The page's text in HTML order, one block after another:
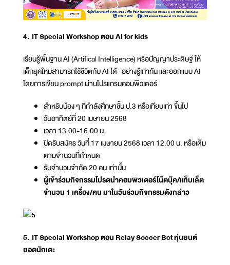
4. IT Special Workshop ตอน AI for kids
เรียนรู้พื้นฐาน AI (Artifical Intelligence) หรือปัญญาประดิษฐ์ ให้
เด็กยุคใหม่สามารถใช้ชีวิตกับ AI ได้ อย่างรู้เท่าทัน และออกแบบ AI
โดยการเขียน prompt ผ่านโปรแกรมคอมพิวเตอร์
สำหรับน้อง ๆ ที่กำลังศึกษาชั้น ป.3 หรือเทียบเท่า ขึ้นไป
วันอาทิตย์ที่ 20 เมษายน 2568
เวลา 13.00-16.00 น.
ปิดรับสมัคร วันที่ 17 เมษายน 2568 เวลา 12.00 น. หรือเต็ม
ตามจำนวนที่กำหนด
รับจำนวนจำกัด 20 คน เท่านั้น
ผู้เข้าร่วมกิจกรรมโปรดนำคอมพิวเตอร์โน๊ตบุ๊ค/แท็บเล็ต
จำนวน 1 เครื่อง/คน มาในวันร่วมกิจกรรมดังกล่าว
5. IT Special Workshop ตอน Relay Soccer Bot หุ่นยนต์
ยอดนักเตะ